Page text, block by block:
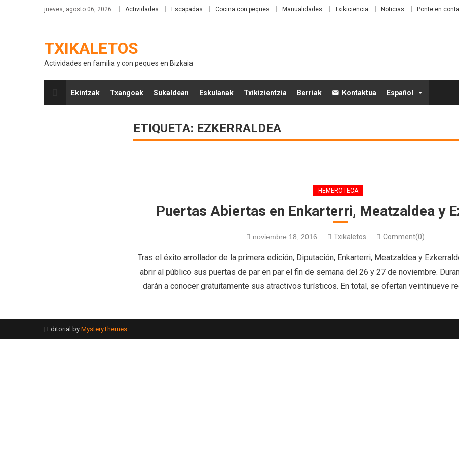
jueves, agosto 06, 2026 Actividades Escapadas Cocina con peques Manualidades Txikiciencia Noticias Ponte en
TXIKALETOS
Actividades en familia y con peques en Bizkaia
Ekintzak Txangoak Sukaldean Eskulanak Txikizientzia Berriak Kontaktua Español
ETIQUETA: EZKERRALDEA
HEMEROTECA
Puertas Abiertas en Enkarterri, Meatzaldea y
noviembre 18, 2016 Txikaletos Comment(0)
Tras el éxito arrollador de la primera edición, Diputación, Enkarterri, Meatzaldea y
abrir al público sus puertas de par en par el fin de semana del 26 y 27 de noviembre.
darán a conocer gratuitamente sus atractivos turísticos. En total, se ofertan veintinueve
| Editorial by MysteryThemes.